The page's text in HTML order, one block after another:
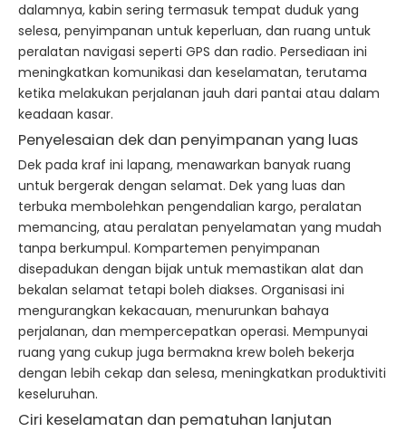
dalamnya, kabin sering termasuk tempat duduk yang
selesa, penyimpanan untuk keperluan, dan ruang untuk
peralatan navigasi seperti GPS dan radio. Persediaan ini
meningkatkan komunikasi dan keselamatan, terutama
ketika melakukan perjalanan jauh dari pantai atau dalam
keadaan kasar.
Penyelesaian dek dan penyimpanan yang luas
Dek pada kraf ini lapang, menawarkan banyak ruang
untuk bergerak dengan selamat. Dek yang luas dan
terbuka membolehkan pengendalian kargo, peralatan
memancing, atau peralatan penyelamatan yang mudah
tanpa berkumpul. Kompartemen penyimpanan
disepadukan dengan bijak untuk memastikan alat dan
bekalan selamat tetapi boleh diakses. Organisasi ini
mengurangkan kekacauan, menurunkan bahaya
perjalanan, dan mempercepatkan operasi. Mempunyai
ruang yang cukup juga bermakna krew boleh bekerja
dengan lebih cekap dan selesa, meningkatkan produktiviti
keseluruhan.
Ciri keselamatan dan pematuhan lanjutan